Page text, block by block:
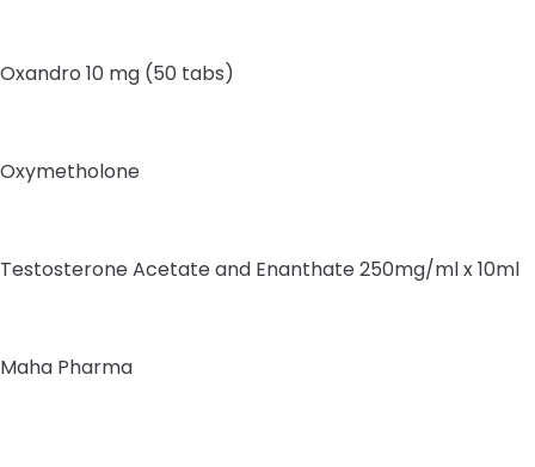
Oxandro 10 mg (50 tabs)
Oxymetholone
Testosterone Acetate and Enanthate 250mg/ml x 10ml
Maha Pharma